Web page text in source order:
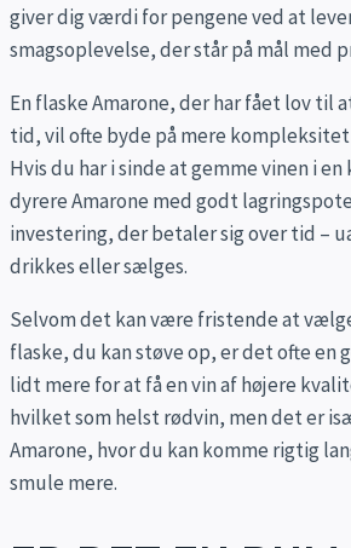
giver dig værdi for pengene ved at
smagsoplevelse, der står på mål med
En flaske Amarone, der har fået lov til
tid, vil ofte byde på mere kompleksitet
Hvis du har i sinde at gemme vinen i
dyrere Amarone med godt
investering, der betaler sig over tid –
drikkes eller sælges.
Selvom det kan være fristende at
flaske, du kan støve op, er det ofte en
lidt mere for at få en vin af højere
hvilket som helst rødvin, men det er
Amarone, hvor du kan komme rigtig
smule mere.